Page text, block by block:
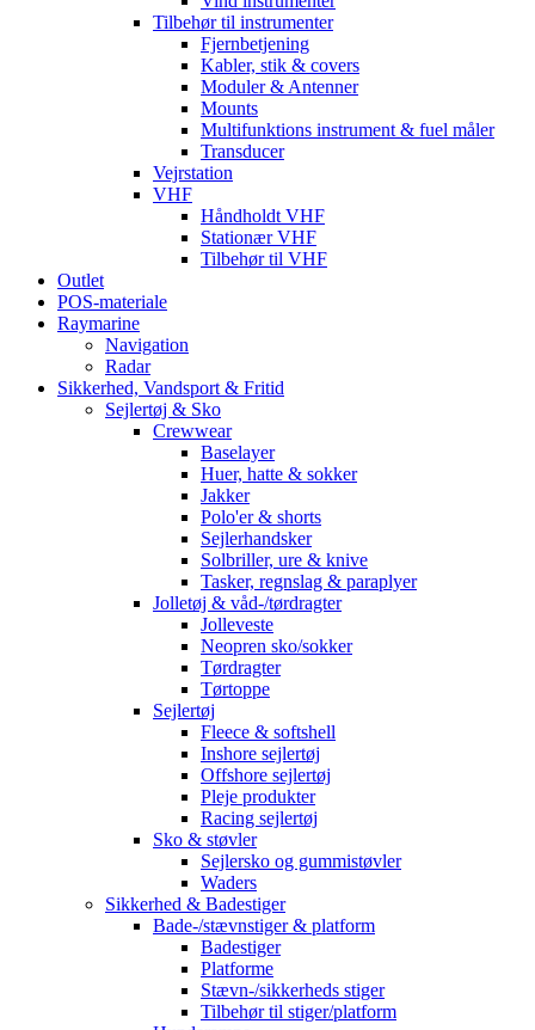
Tilbehør til instrumenter
Fjernbetjening
Kabler, stik & covers
Moduler & Antenner
Mounts
Multifunktions instrument & fuel måler
Transducer
Vejrstation
VHF
Håndholdt VHF
Stationær VHF
Tilbehør til VHF
Outlet
POS-materiale
Raymarine
Navigation
Radar
Sikkerhed, Vandsport & Fritid
Sejlertøj & Sko
Crewwear
Baselayer
Huer, hatte & sokker
Jakker
Polo'er & shorts
Sejlerhandsker
Solbriller, ure & knive
Tasker, regnslag & paraplyer
Jolletøj & våd-/tørdragter
Jolleveste
Neopren sko/sokker
Tørdragter
Tørtoppe
Sejlertøj
Fleece & softshell
Inshore sejlertøj
Offshore sejlertøj
Pleje produkter
Racing sejlertøj
Sko & støvler
Sejlersko og gummistøvler
Waders
Sikkerhed & Badestiger
Bade-/stævnstiger & platform
Badestiger
Platforme
Stævn-/sikkerheds stiger
Tilbehør til stiger/platform